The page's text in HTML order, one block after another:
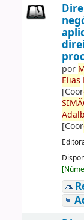
por
Elias
[Coor
[Coor
[